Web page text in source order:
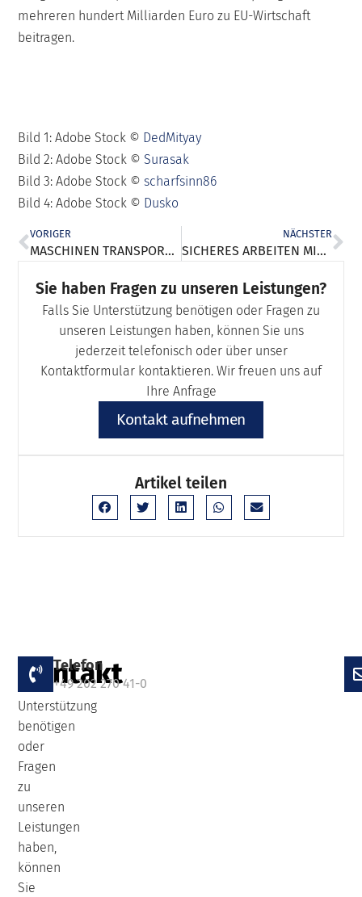
mehreren hundert Milliarden Euro zu EU-Wirtschaft
beitragen.
Bild 1: Adobe Stock © DedMityay
Bild 2: Adobe Stock ©Surasak
Bild 3: Adobe Stock ©scharfsinn86
Bild 4: Adobe Stock © Dusko
VORIGER
MASCHINEN TRANSPORTSICHER VERPACKEN: WELCHE MASSNAHMEN SIND NOTWENDIG
NÄCHSTER
SICHERES ARBEITEN MIT ARBEITSBÜHNEN
Sie haben Fragen zu unseren Leistungen?
Falls Sie Unterstützung benötigen oder Fragen zu
unseren Leistungen haben, können Sie uns
jederzeit telefonisch oder über unser
Kontaktformular kontaktieren. Wir freuen uns auf
Ihre Anfrage
Kontakt aufnehmen
Artikel teilen
Kontakt
Falls
Sie
Unterstützung
benötigen
oder
Fragen
zu
unseren
Leistungen
haben,
können
Sie
Telefon
+49 202 270 41-0